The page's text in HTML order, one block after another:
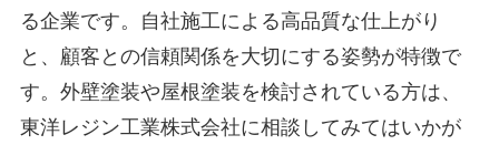
る企業です。自社施工による高品質な仕上がり
と、顧客との信頼関係を大切にする姿勢が特徴で
す。外壁塗装や屋根塗装を検討されている方は、
東洋レジン工業株式会社に相談してみてはいかが